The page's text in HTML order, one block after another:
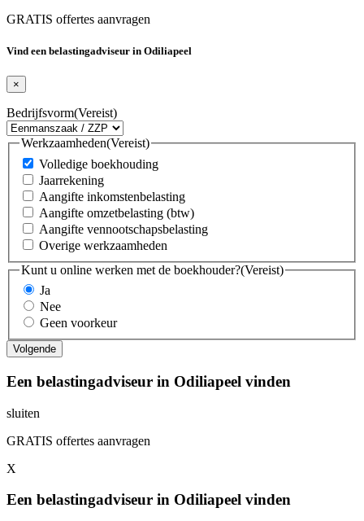
GRATIS offertes aanvragen
Vind een belastingadviseur in Odiliapeel
×
Bedrijfsvorm(Vereist)
Werkzaamheden(Vereist)
Volledige boekhouding
Jaarrekening
Aangifte inkomstenbelasting
Aangifte omzetbelasting (btw)
Aangifte vennootschapsbelasting
Overige werkzaamheden
Kunt u online werken met de boekhouder?(Vereist)
Ja
Nee
Geen voorkeur
Een belastingadviseur in Odiliapeel vinden
sluiten
GRATIS offertes aanvragen
X
Een belastingadviseur in Odiliapeel vinden